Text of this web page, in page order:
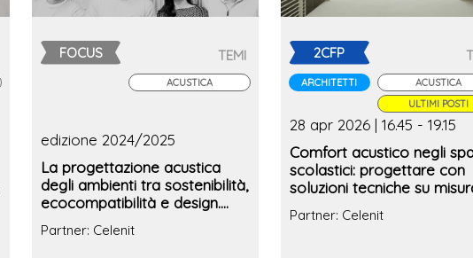
FOCUS TEMI
ACUSTICA
edizione 2024/2025
La progettazione acustica
degli ambienti tra sostenibilità,
ecocompatibilità e design.
Partner: Celenit
2CFP
ARCHITETTI
ACUSTICA
ULTIMI POSTI
28 apr 2026 | 16.45 - 19.15
Comfort acustico negli
scolastici: progettare con
soluzioni tecniche su
Partner: Celenit